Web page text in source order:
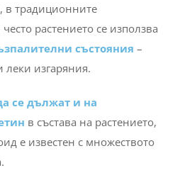
в традиционните
растението се използва
състояния –
изгаряния.
се дължат и на
в състава на растението,
е известен с множеството